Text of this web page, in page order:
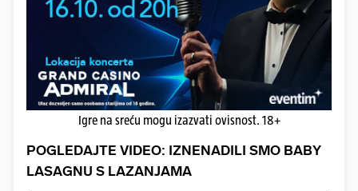
Igre na sreću mogu izazvati ovisnost. 18+
POGLEDAJTE VIDEO: IZNENADILI SMO BABY
LASAGNU S LAZANJAMA